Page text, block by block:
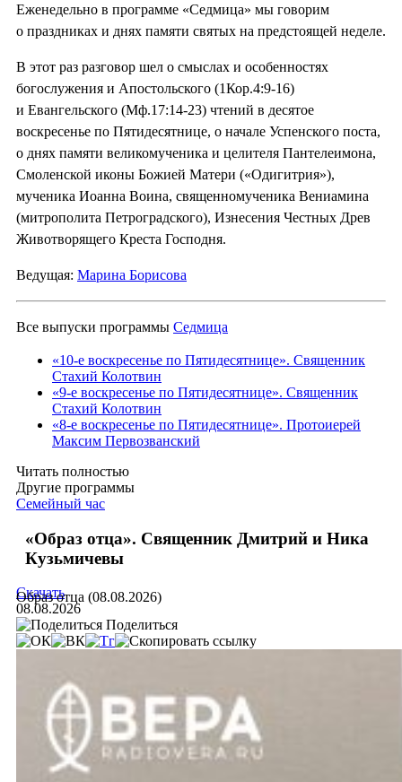
Еженедельно в программе «Седмица» мы говорим
о праздниках и днях памяти святых на предстоящей неделе.
В этот раз разговор шел о смыслах и особенностях
богослужения и Апостольского (1Кор.4:9-16)
и Евангельского (Мф.17:14-23) чтений в десятое
воскресенье по Пятидесятнице, о начале Успенского поста,
о днях памяти великомученика и целителя Пантелеимона,
Смоленской иконы Божией Матери («Одигитрия»),
мученика Иоанна Воина, священномученика Вениамина
(митрополита Петроградского), Изнесения Честных Древ
Животворящего Креста Господня.
Ведущая: Марина Борисова
Все выпуски программы Седмица
«10-е воскресенье по Пятидесятнице». Священник
Стахий Колотвин
«9-е воскресенье по Пятидесятнице». Священник
Стахий Колотвин
«8-е воскресенье по Пятидесятнице». Протоиерей
Максим Первозванский
Читать полностью
Другие программы
Семейный час
«Образ отца». Священник Дмитрий и Ника
Кузьмичевы
Образ отца (08.08.2026)
Скачать
08.08.2026
Поделиться